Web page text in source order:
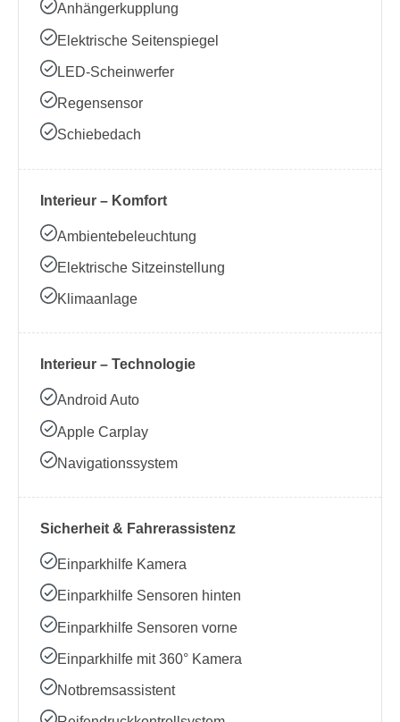
Anhängerkupplung
Elektrische Seitenspiegel
LED-Scheinwerfer
Regensensor
Schiebedach
Interieur – Komfort
Ambientebeleuchtung
Elektrische Sitzeinstellung
Klimaanlage
Interieur – Technologie
Android Auto
Apple Carplay
Navigationssystem
Sicherheit & Fahrerassistenz
Einparkhilfe Kamera
Einparkhilfe Sensoren hinten
Einparkhilfe Sensoren vorne
Einparkhilfe mit 360° Kamera
Notbremsassistent